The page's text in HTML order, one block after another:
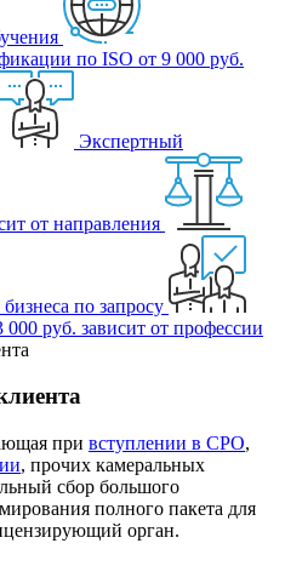
по ISO от 9 000 руб.
Экспертный
от направления
по запросу
000 руб. зависит от профессии
при вступлении в СРО,
, прочих камеральных
сбор большого
полного пакета для
орган.